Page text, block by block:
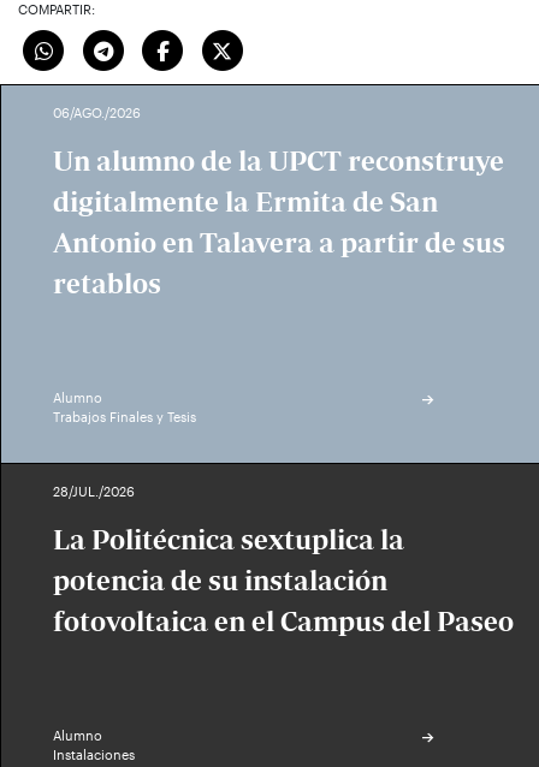
COMPARTIR:
06/AGO./2026
Un alumno de la UPCT reconstruye
digitalmente la Ermita de San
Antonio en Talavera a partir de sus
retablos
Alumno
Trabajos Finales y Tesis
28/JUL./2026
La Politécnica sextuplica la
potencia de su instalación
fotovoltaica en el Campus del Paseo
Alumno
Instalaciones